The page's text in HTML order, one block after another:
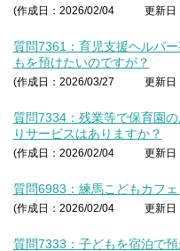
(作成日：2026/02/04 更新日
質問7361：育児支援ヘルパ
もを預けたいのですが？
(作成日：2026/03/27 更新日
質問7334：残業等で保育園
りサービスはありますか？
(作成日：2026/02/04 更新日
質問6983：練馬こどもカフ
(作成日：2026/02/04 更新日
質問7333：子どもを宿泊で